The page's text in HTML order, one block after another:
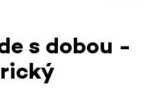
s dobou -